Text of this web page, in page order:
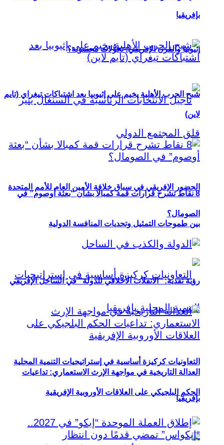
إثيوبيا والقرن الإفريقي: تحوُّلات محسوبة؟
الحضور الإفريقي في سباق خلافة الأمين العام للأمم المتحدة
بين طموحات التمثيل وتحديات المنافسة الدولية
التعاونيات كركيزة أساسية في إستراتيجيات التنمية المحلية
بإفريقيا
بإفريقيا
شبح الحرب الأهلية يخيم على إثيوبيا بعد اشتباكات تيغراي (تايم
لاين)
8 نقاط تشرح قرارات قمة كمبالا بشأن “بعثة أوصوم” في
الصومال؟
رؤية نقدية: “الانقلاب الأخلاقي للدولة” في الساحل الإفريقي
العدالة التاريخية في مواجهة الإرث الاستعماري: تداعيات
الحكم البلجيكي على العلاقات الأوروبية الإفريقية